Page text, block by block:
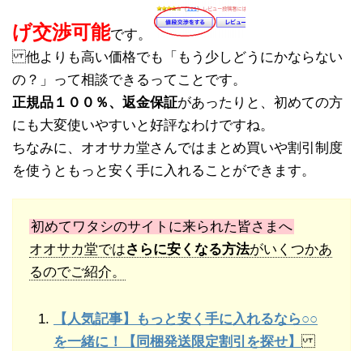
げ交渉可能です。
他よりも高い価格でも「もう少しどうにかならない
の？」って相談できるってことです。
正規品１００％、返金保証があったりと、初めての方
にも大変使いやすいと好評なわけですね。
ちなみに、オオサカ堂さんではまとめ買いや割引制度
を使うともっと安く手に入れることができます。
初めてワタシのサイトに来られた皆さまへ
オオサカ堂ではさらに安くなる方法がいくつかあ
るのでご紹介。
【人気記事】もっと安く手に入れるなら○○
を一緒に！【同梱発送限定割引を探せ】